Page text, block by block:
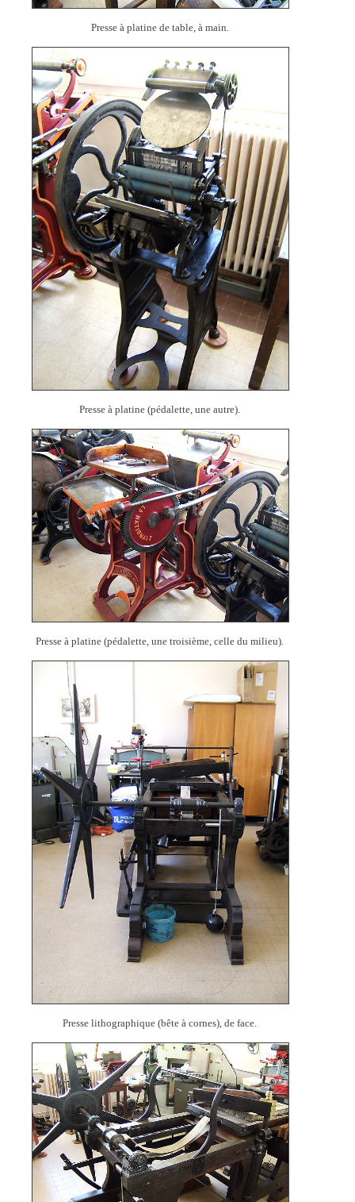
Presse à platine de table, à main.
Presse à platine (pédalette, une autre).
Presse à platine (pédalette, une troisième, celle du milieu).
Presse lithographique (bête à cornes), de face.